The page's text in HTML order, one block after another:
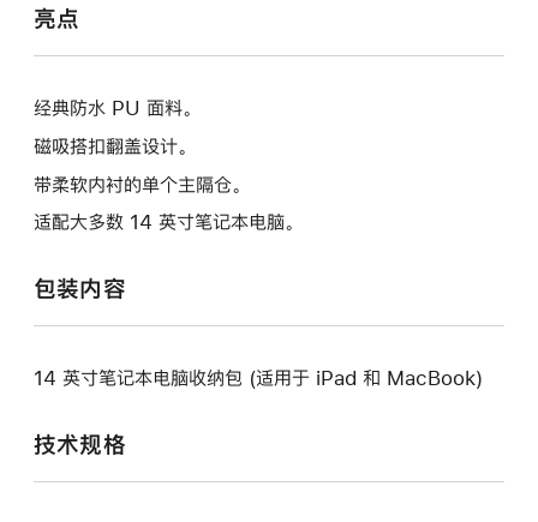
亮点
经典防水 PU 面料。
磁吸搭扣翻盖设计。
带柔软内衬的单个主隔仓。
适配大多数 14 英寸笔记本电脑。
包装内容
14 英寸笔记本电脑收纳包 (适用于 iPad 和 MacBook)
技术规格